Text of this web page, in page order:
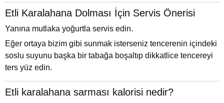
Etli Karalahana Dolması İçin Servis Önerisi
Yanına mutlaka yoğurtla servis edin.
Eğer ortaya bizim gibi sunmak isterseniz tencerenin içindeki
soslu suyunu başka bir tabağa boşaltıp dikkatlice tencereyi
ters yüz edin.
Etli karalahana sarması kalorisi nedir?